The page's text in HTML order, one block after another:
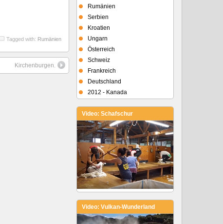
Tagged with: Rumänien
Kirchenburgen.
Rumänien
Serbien
Kroatien
Ungarn
Österreich
Schweiz
Frankreich
Deutschland
2012 - Kanada
Video: Schafschur
Video: Vulkan-Wunderland